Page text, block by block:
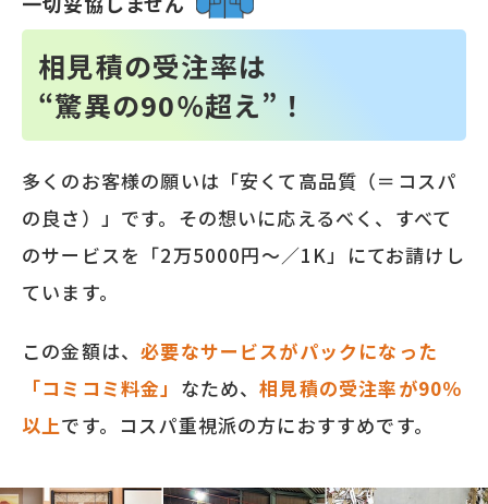
相見積の受注率は
“驚異の90％超え”！
多くのお客様の願いは「安くて高品質（＝コスパ
の良さ）」です。その想いに応えるべく、すべて
のサービスを「2万5000円～／1K」にてお請けし
ています。
この金額は、必要なサービスがパックになった
「コミコミ料金」 なため、相見積の受注率が90％
以上です。コスパ重視派の方におすすめです。